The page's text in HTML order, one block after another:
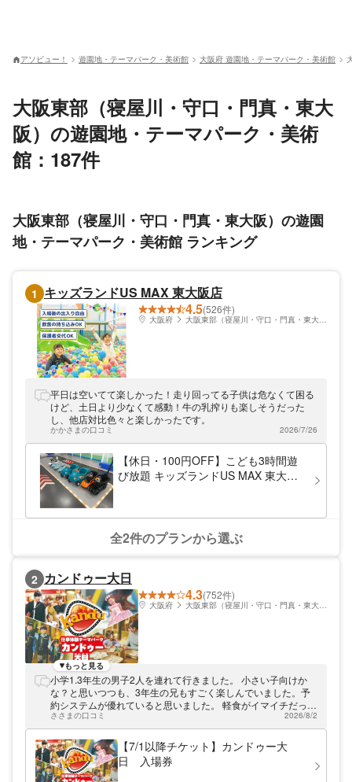
アソビュー！ 遊園地・テーマパーク・美術館 大阪府 遊園地・テーマパーク・美術館
大阪東部（寝屋川・守口・門真・東大
阪）の遊園地・テーマパーク・美術
館：187件
大阪東部（寝屋川・守口・門真・東大阪）の遊園
地・テーマパーク・美術館 ランキング
1 キッズランドUS MAX 東大阪店
4.5(526件)
大阪府 大阪東部（寝屋川・守口・門真・東大阪）
平日は空いてて楽しかった！走り回ってる子供は危なくて困る
けど、土日より少なくて感動！牛の乳搾りも楽しそうだった
し、他店対比色々と楽しかったです。
かかさまの口コミ 2026/7/26
【休日・100円OFF】こども3時間遊
び放題 キッズランドUS MAX 東大阪
全2件のプランから選ぶ
2 カンドゥー大日
4.3(752件)
大阪府 大阪東部（寝屋川・守口・門真・東大阪）
もっと見る
小学1.3年生の男子2人を連れて行きました。 小さい子向けか
な？と思いつつも、3年生の兄もすごく楽しんでいました。予
約システムが優れていると思いました。 軽食がイマイチだった
ので−1ですが、とても楽しかったです。
ささまの口コミ 2026/8/2
【7/1以降チケット】カンドゥー大
日 入場券